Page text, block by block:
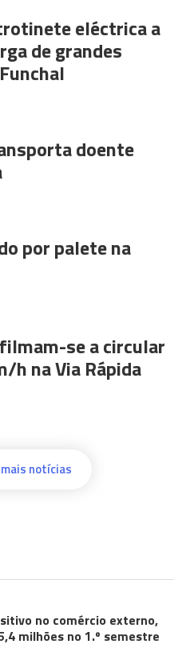
eléctrica a
de grandes
doente
por palete na
se a circular
h na Via Rápida
notícias
no comércio externo,
milhões no 1.º semestre